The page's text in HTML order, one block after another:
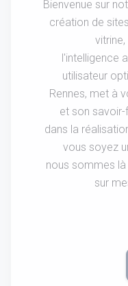
Bienvenue sur
création de
l'intelligence
utilisateur
Rennes, met à
et son
dans la
vous soyez
nous sommes
sur